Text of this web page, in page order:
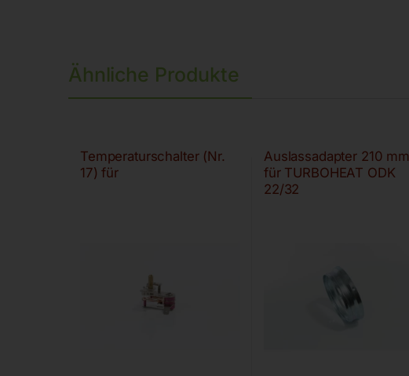
Ähnliche Produkte
Temperaturschalter (Nr.
17) für
Auslassadapter 210 mm
für TURBOHEAT ODK
22/32